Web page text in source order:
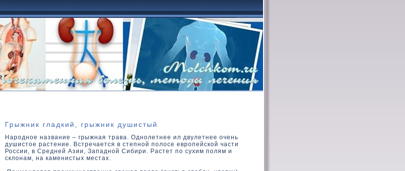
Грыжник гладкий, грыжник душистый
Народное название – грыжная трава. Однолетнее ил двулетнее очень
душистое растение. Встречается в степной полосе европейской части
России, в Средней Азии, Западной Сибири. Растет по сухим полям и
склонам, на каменистых местах.